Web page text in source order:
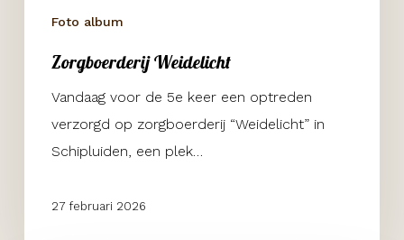
Foto album
Zorgboerderij Weidelicht
Vandaag voor de 5e keer een optreden
verzorgd op zorgboerderij “Weidelicht” in
Schipluiden, een plek…
27 februari 2026